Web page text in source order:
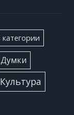
категории
Думки
Культура